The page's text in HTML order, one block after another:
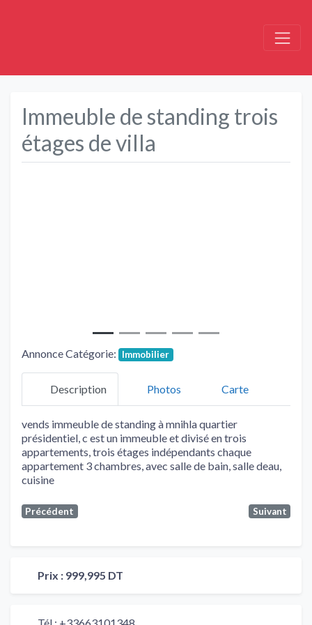
Immeuble de standing trois
étages de villa
Annonce Catégorie: Immobilier
Description Photos Carte
vends immeuble de standing à mnihla quartier
présidentiel, c est un immeuble et divisé en trois
appartements, trois étages indépendants chaque
appartement 3 chambres, avec salle de bain, salle deau,
cuisine
Précédent Suivant
Prix : 999,995 DT